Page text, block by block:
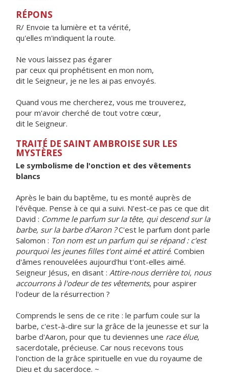
RÉPONS
R/ Envoie ta lumière et ta vérité,
qu'elles m'indiquent la route.
Ne vous laissez pas égarer
par ceux qui prophétisent en mon nom,
dit le Seigneur, je ne les ai pas envoyés.
Quand vous me chercherez, vous me trouverez,
pour m'avoir cherché de tout votre cœur,
dit le Seigneur.
TRAITÉ DE SAINT AMBROISE SUR LES
MYSTÈRES
Le symbolisme de l'onction et des vêtements
blancs
Après le bain du baptême, tu es monté auprès de
l'évêque. Pense à ce qui a suivi. N'est-ce pas ce que dit
David : Comme le parfum sur la tête, qui descend sur la
barbe, sur la barbe d'Aaron ?C'est le parfum dont parle
Salomon : Ton nom est un parfum qui se répand : c'est
pourquoi les jeunes filles t'ont aimé et attiré. Combien
d'âmes renouvelées aujourd'hui t'ont-elles aimé.
Seigneur Jésus, en disant : Attire-nous derrière toi, nous
accourrons à l'odeur de tes vêtements, pour aspirer
l'odeur de la résurrection ?
Comprends le sens de ce rite : le parfum coule sur la
barbe, c'est-à-dire sur la grâce de la jeunesse et sur la
barbe d'Aaron, pour que tu deviennes une race élue,
sacerdotale, précieuse. Car nous recevons tous
l'onction de la grâce spirituelle en vue du royaume de
Dieu et du sacerdoce. ~